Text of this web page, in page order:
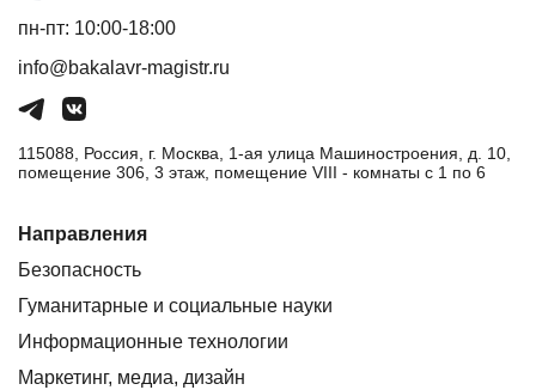
пн-пт: 10:00-18:00
info@bakalavr-magistr.ru
115088, Россия, г. Москва, 1-ая улица Машиностроения, д. 10,
помещение 306, 3 этаж, помещение VIII - комнаты с 1 по 6
Направления
Безопасность
Гуманитарные и социальные науки
Информационные технологии
Маркетинг, медиа, дизайн